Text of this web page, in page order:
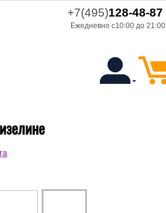
+7(495)128-48-87
Ежедневно с10:00 до 21:00